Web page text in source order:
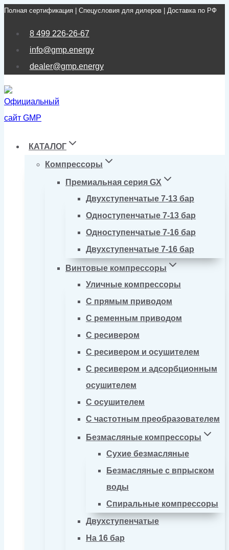
Перейти
Полная сертификация | Спецусловия для дилеров | Доставка по РФ
8 499 226-26-67
info@gmp.energy
dealer@gmp.energy
КАТАЛОГ
Компрессоры
Премиальная серия GX
Двухступенчатые 7-13 бар
Одноступенчатые 7-13 бар
Одноступенчатые 7-16 бар
Двухступенчатые 7-16 бар
Винтовые компрессоры
Уличные компрессоры
С прямым приводом
С ременным приводом
С ресивером
С ресивером и осушителем
С ресивером и адсорбционным
осушителем
С осушителем
С частотным преобразователем
Безмасляные компрессоры
Сухие безмасляные
Безмасляные с впрыском
воды
Спиральные компрессоры
Двухступенчатые
На 16 бар